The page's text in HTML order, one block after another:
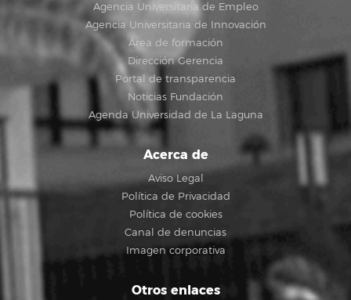
Agencia Universitaria de Empleo
Agencia Universitaria de Innovación
Área de formación
Dirección Gerencia
Portal de transparencia
Noticias Fundación
Agenda Universidad de La Laguna
Acerca de
Aviso Legal
Política de Privacidad
Política de cookies
Canal de denuncias
Imagen corporativa
Otros enlaces